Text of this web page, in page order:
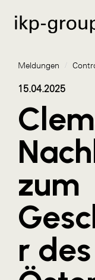
Meldungen
AKTUELLES
ALEX Krems
Amazon
Artweger
AustroCel
Meldungen /
15.04.2025
zum
r des